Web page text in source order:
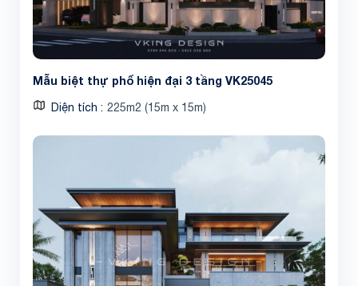
Mẫu biệt thự phố hiện đại 3 tầng VK25045
Diện tích 225m2 (15m x 15m)